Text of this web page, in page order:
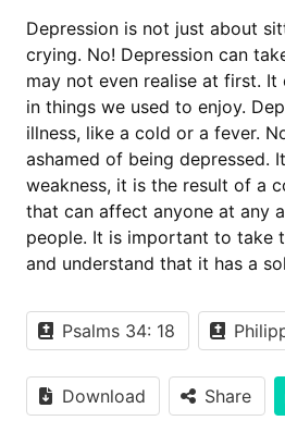
Depression is not just about
crying. No! Depression can
may not even realise at first. It
in things we used to enjoy.
illness, like a cold or a fever.
ashamed of being depressed.
weakness, it is the result of a
that can affect anyone at any
people. It is important to take
and understand that it has a
Psalms 34: 18
Download Share